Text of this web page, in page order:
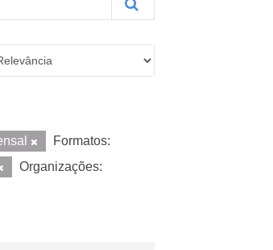
Formatos:
Organizações: